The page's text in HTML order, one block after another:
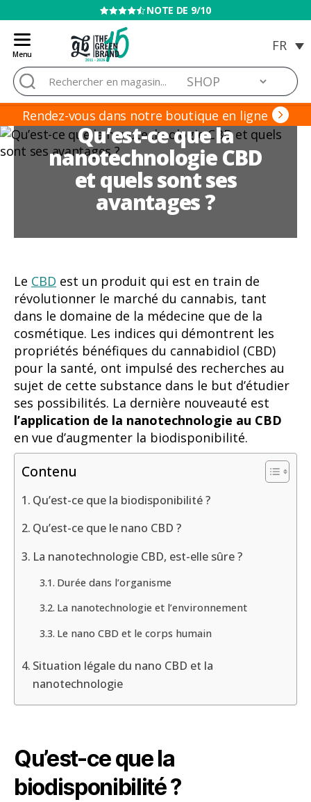
VENTE INTERDITE AUX MINEURS
Menu
Blog
de
Grow
Barato
Rechercher :
Rendez-vous dans notre boutique en ligne
Qu’est-ce que la
nanotechnologie CBD
et quels sont ses
avantages ?
Le CBD est un produit qui est en train de
révolutionner le marché du cannabis, tant
dans le domaine de la médecine que de la
cosmétique. Les indices qui démontrent les
propriétés bénéfiques du cannabidiol (CBD)
pour la santé, ont impulsé des recherches au
sujet de cette substance dans le but d’étudier
ses possibilités. La dernière nouveauté est
l’application de la nanotechnologie au CBD
en vue d’augmenter la biodisponibilité.
Contenu
Qu’est-ce que la biodisponibilité ?
Qu’est-ce que le nano CBD ?
La nanotechnologie CBD, est-elle sûre ?
Durée dans l’organisme
La nanotechnologie et l’environnement
Le nano CBD et le corps humain
Situation légale du nano CBD et la
nanotechnologie
Qu’est-ce que la
biodisponibilité ?